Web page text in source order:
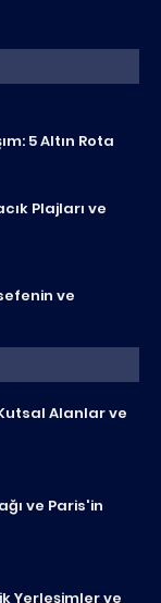
5 Altın Rota
Plajları ve
ve
Alanlar ve
ve Paris'in
Yerleşimler ve